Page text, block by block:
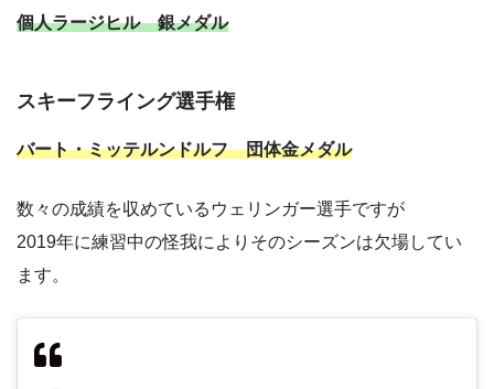
個人ラージヒル 銀メダル
スキーフライング選手権
バート・ミッテルンドルフ 団体金メダル
数々の成績を収めているウェリンガー選手ですが
2019年に練習中の怪我によりそのシーズンは欠場してい
ます。